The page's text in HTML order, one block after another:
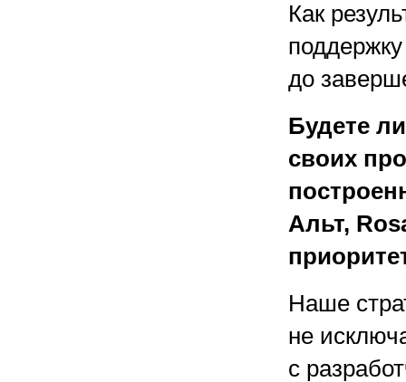
Как
поддержку
до
Будете
своих
Альт,
Наше
не
с